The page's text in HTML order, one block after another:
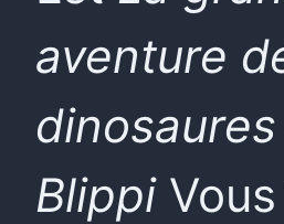
aventure
Blippi